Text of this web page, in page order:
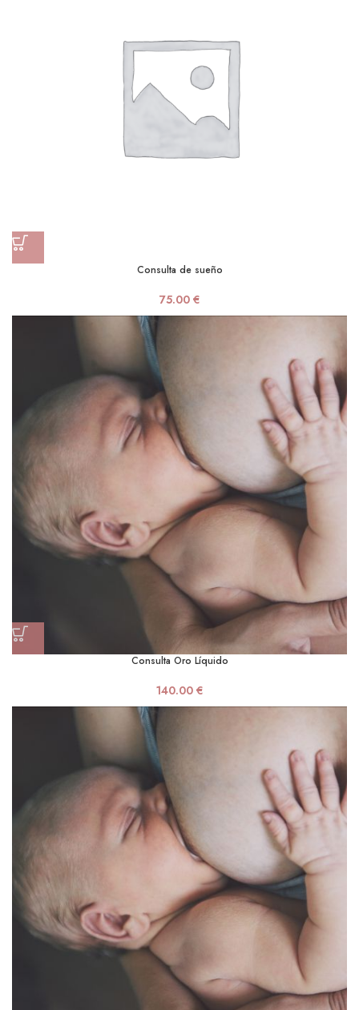
Consulta de sueño
75.00 €
Consulta Oro Líquido
140.00 €